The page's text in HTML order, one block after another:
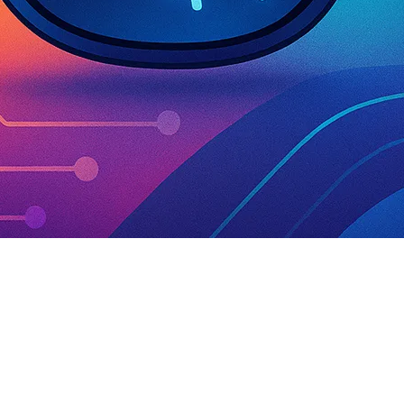
SALUD DIGITAL
SMART RING
TRADUCCION IA
VISUALIZACION FRONTAL
VR
WEARABLES
XIAOMI GLASSES XR